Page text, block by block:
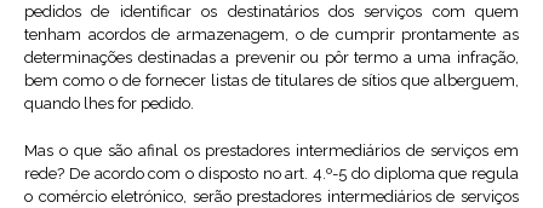
pedidos de identificar os destinatários dos serviços com quem
tenham acordos de armazenagem, o de cumprir prontamente as
determinações destinadas a prevenir ou pôr termo a uma infração,
bem como o de fornecer listas de titulares de sítios que alberguem,
quando lhes for pedido.
Mas o que são afinal os prestadores intermediários de serviços em
rede? De acordo com o disposto no art. 4.º-5 do diploma que regula
o comércio eletrónico, serão prestadores intermediários de serviços